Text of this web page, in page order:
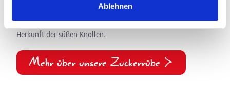
Ablehnen
Unser Feiner Rüben Zucker wird ausschließlich aus regional
angebauten Zuckerrüben hergestellt. Erfahre mehr über die
Herkunft der süßen Knollen.
Mehr über unsere Zuckerrübe